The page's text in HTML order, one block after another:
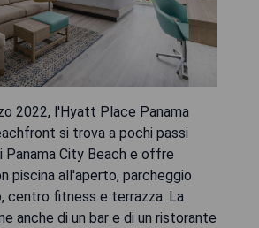
2022, l'Hyatt Place Panama
si trova a pochi passi
Panama City Beach e offre
piscina all'aperto, parcheggio
centro fitness e terrazza. La
anche di un bar e di un ristorante